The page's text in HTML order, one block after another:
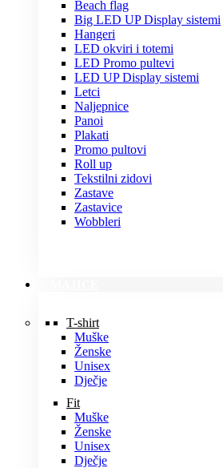
Beach flag
Big LED UP Display sistemi
Hangeri
LED okviri i totemi
LED Promo pultevi
LED UP Display sistemi
Letci
Naljepnice
Panoi
Plakati
Promo pultovi
Roll up
Tekstilni zidovi
Zastave
Zastavice
Wobbleri
T-shirt
Muške
Ženske
Unisex
Dječje
Fit
Muške
Ženske
Unisex
Dječje